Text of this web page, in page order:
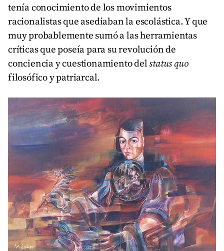
tenía conocimiento de los movimientos
racionalistas que asediaban la escolástica. Y que
muy probablemente sumó a las herramientas
críticas que poseía para su revolución de
conciencia y cuestionamiento delstatus quo
filosófico y patriarcal.